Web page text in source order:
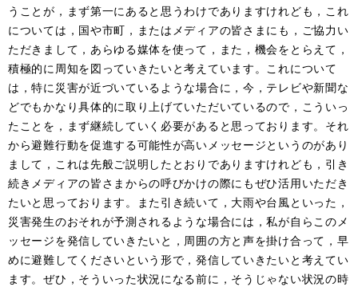
うことが，まず第一にあると思うわけでありますけれども，これ
については，国や市町，またはメディアの皆さまにも，ご協力い
ただきまして，あらゆる媒体を使って，また，機会をとらえて，
積極的に周知を図っていきたいと考えています。これについて
は，特に災害が近づいているような場合に，今，テレビや新聞な
どでもかなり具体的に取り上げていただいているので，こういっ
たことを，まず継続していく必要があると思っております。それ
から避難行動を促進する可能性が高いメッセージというのがあり
まして，これは先般ご説明したとおりでありますけれども，引き
続きメディアの皆さまからの呼びかけの際にもぜひ活用いただき
たいと思っております。また引き続いて，大雨や台風といった，
災害発生のおそれが予測されるような場合には，私が自らこのメ
ッセージを発信していきたいと，周囲の方と声を掛け合って，早
めに避難してくださいという形で，発信していきたいと考えてい
ます。ぜひ，そういった状況になる前に，そうじゃない状況の時